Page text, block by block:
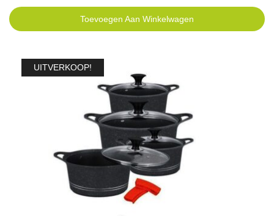
Toevoegen Aan Winkelwagen
UITVERKOOP!